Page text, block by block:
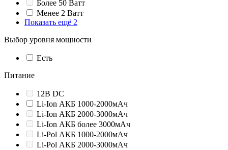
Более 50 Ватт
Менее 2 Ватт
Показать ещё 2
Выбор уровня мощности
Есть
Питание
12В DC
Li-Ion АКБ 1000-2000мАч
Li-Ion АКБ 2000-3000мАч
Li-Ion АКБ более 3000мАч
Li-Pol АКБ 1000-2000мАч
Li-Pol АКБ 2000-3000мАч